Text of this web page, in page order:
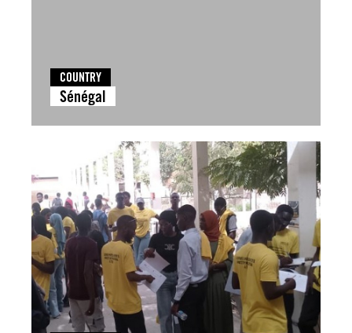
COUNTRY
Sénégal